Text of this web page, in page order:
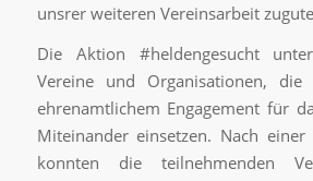
unsrer weiteren Vereinsarbeit
Die Aktion #heldengesucht
Vereine und Organisationen,
ehrenamtlichem Engagement für
Miteinander einsetzen. Nach einer
konnten die teilnehmenden